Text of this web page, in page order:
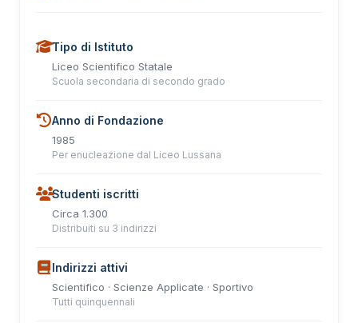
Tipo di Istituto
Liceo Scientifico Statale
Scuola secondaria di secondo grado
Anno di Fondazione
1985
Per enucleazione dal Liceo Lussana
Studenti iscritti
Circa 1.300
Distribuiti su 3 indirizzi
Indirizzi attivi
Scientifico · Scienze Applicate · Sportivo
Tutti quinquennali